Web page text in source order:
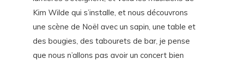
Kim Wilde qui s’installe, et nous découvrons
une scène de Noël avec un sapin, une table et
des bougies, des tabourets de bar, je pense
que nous n’allons pas avoir un concert bien